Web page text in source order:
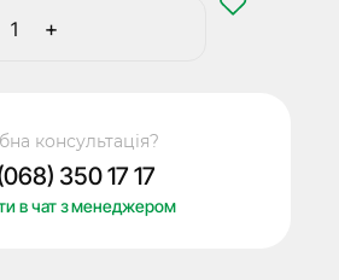
Корпус
Fusion,
Mustang,
Edge,
+
консультація?
350 17 17
в чат з менеджером